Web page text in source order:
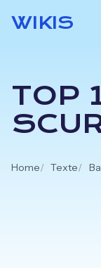
WIKIS
TOP
Home Texte